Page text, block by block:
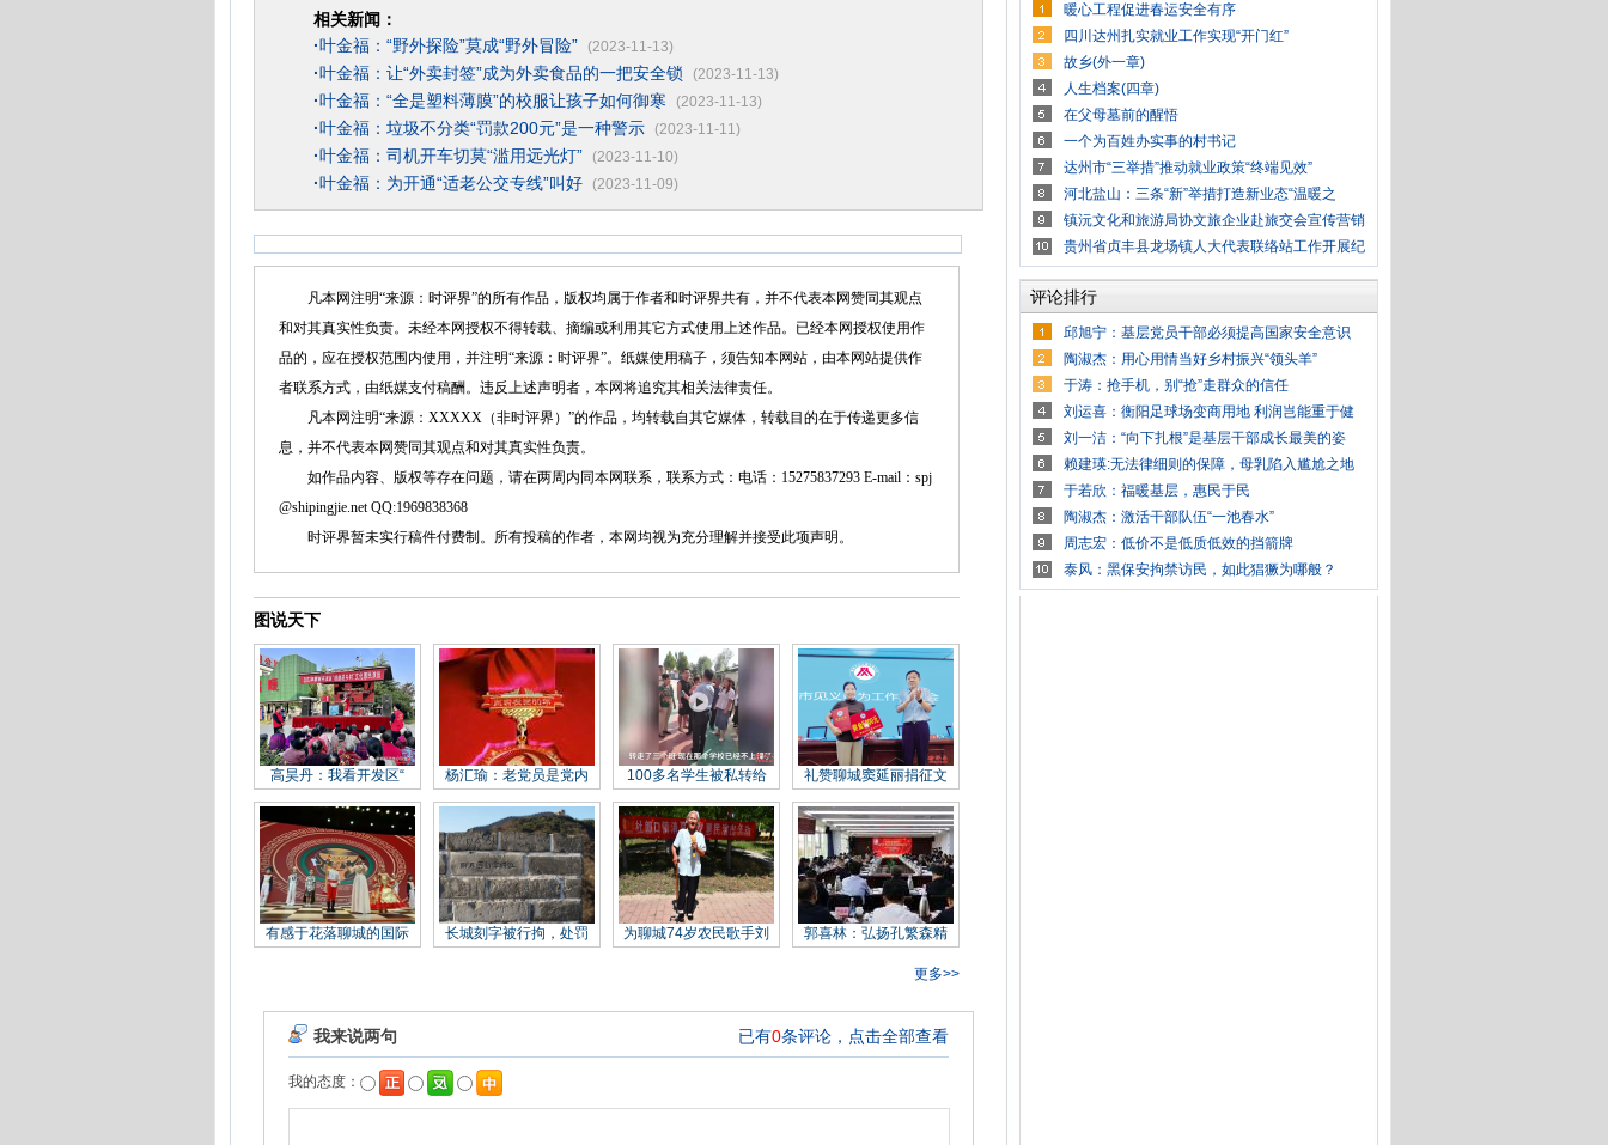
相关新闻：
·叶金福：“野外探险”莫成“野外冒险” (2023-11-13)
·叶金福：让“外卖封签”成为外卖食品的一把安全锁 (2023-11-13)
·叶金福：“全是塑料薄膜”的校服让孩子如何御寒 (2023-11-13)
·叶金福：垃圾不分类“罚款200元”是一种警示 (2023-11-11)
·叶金福：司机开车切莫“滥用远光灯” (2023-11-10)
·叶金福：为开通“适老公交专线”叫好 (2023-11-09)
凡本网注明“来源：时评界”的所有作品，版权均属于作者和时评界共有，并不代表本网赞同其观点
和对其真实性负责。未经本网授权不得转载、摘编或利用其它方式使用上述作品。已经本网授权使用作
品的，应在授权范围内使用，并注明“来源：时评界”。纸媒使用稿子，须告知本网站，由本网站提供作
者联系方式，由纸媒支付稿酬。违反上述声明者，本网将追究其相关法律责任。
凡本网注明“来源：XXXXX（非时评界）”的作品，均转载自其它媒体，转载目的在于传递更多信
息，并不代表本网赞同其观点和对其真实性负责。
如作品内容、版权等存在问题，请在两周内同本网联系，联系方式：电话：15275837293 E-mail：spj
@shipingjie.net QQ:1969838368
时评界暂未实行稿件付费制。所有投稿的作者，本网均视为充分理解并接受此项声明。
图说天下
高昊丹：我看开发区“ 杨汇瑜：老党员是党内 100多名学生被私转给 礼赞聊城窦延丽捐征文
有感于花落聊城的国际 长城刻字被行拘，处罚 为聊城74岁农民歌手刘 郭喜林：弘扬孔繁森精
更多>>
暖心工程促进春运安全有序
四川达州扎实就业工作实现“开门红”
故乡(外一章)
人生档案(四章)
在父母墓前的醒悟
一个为百姓办实事的村书记
达州市“三举措”推动就业政策“终端见效”
河北盐山：三条“新”举措打造新业态“温暖之
镇沅文化和旅游局协文旅企业赴旅交会宣传营销
贵州省贞丰县龙场镇人大代表联络站工作开展纪
评论排行
邱旭宁：基层党员干部必须提高国家安全意识
陶淑杰：用心用情当好乡村振兴“领头羊”
于涛：抢手机，别“抢”走群众的信任
刘运喜：衡阳足球场变商用地 利润岂能重于健
刘一洁：“向下扎根”是基层干部成长最美的姿
赖建瑛:无法律细则的保障，母乳陷入尴尬之地
于若欣：福暖基层，惠民于民
陶淑杰：激活干部队伍“一池春水”
周志宏：低价不是低质低效的挡箭牌
泰风：黑保安拘禁访民，如此猖獗为哪般？